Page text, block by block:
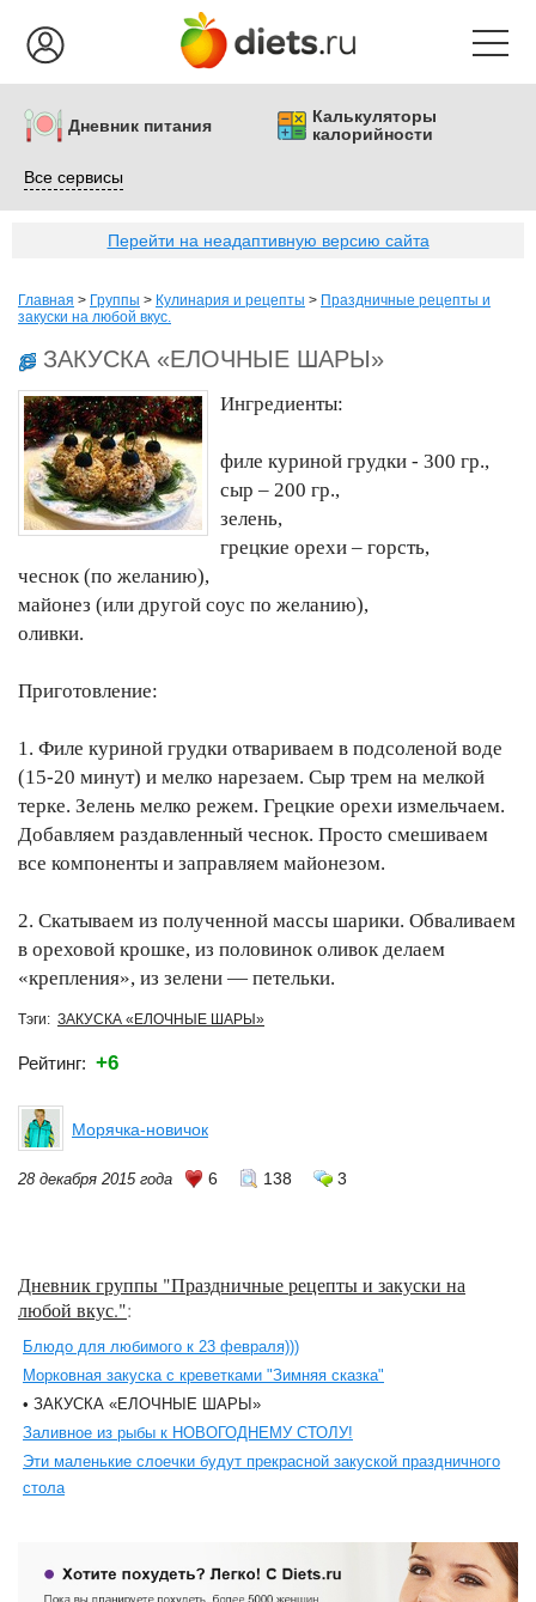
Дневник питания
Калькуляторы
калорийности
Все сервисы
Перейти на неадаптивную версию сайта
Главная > Группы > Кулинария и рецепты > Праздничные рецепты и
закуски на любой вкус.
ЗАКУСКА «ЕЛОЧНЫЕ ШАРЫ»
Ингредиенты:
филе куриной грудки - 300 гр.,
сыр – 200 гр.,
зелень,
грецкие орехи – горсть,
чеснок (по желанию),
майонез (или другой соус по желанию),
оливки.
Приготовление:
1. Филе куриной грудки отвариваем в подсоленой воде
(15-20 минут) и мелко нарезаем. Сыр трем на мелкой
терке. Зелень мелко режем. Грецкие орехи измельчаем.
Добавляем раздавленный чеснок. Просто смешиваем
все компоненты и заправляем майонезом.
2. Скатываем из полученной массы шарики. Обваливаем
в ореховой крошке, из половинок оливок делаем
«крепления», из зелени — петельки.
Тэги: ЗАКУСКА «ЕЛОЧНЫЕ ШАРЫ»
Рейтинг: +6
Морячка-новичок
28 декабря 2015 года 6 138 3
Дневник группы "Праздничные рецепты и закуски на
любой вкус.":
Блюдо для любимого к 23 февраля)))
Морковная закуска с креветками "Зимняя сказка"
• ЗАКУСКА «ЕЛОЧНЫЕ ШАРЫ»
Заливное из рыбы к НОВОГОДНЕМУ СТОЛУ!
Эти маленькие слоечки будут прекрасной закуской праздничного
стола